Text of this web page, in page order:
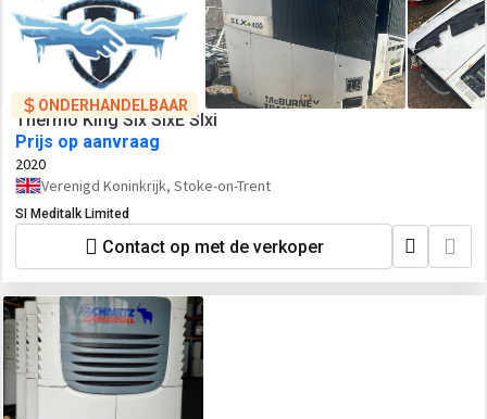
ONDERHANDELBAAR
Thermo King Slx SlxE Slxi
Prijs op aanvraag
2020
Verenigd Koninkrijk, Stoke-on-Trent
SI Meditalk Limited
Contact op met de verkoper